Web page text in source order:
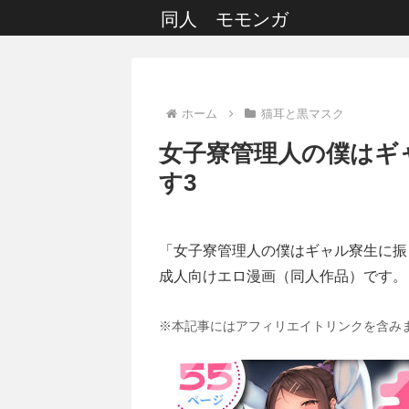
同人 モモンガ
ホーム 猫耳と黒マスク
女子寮管理人の僕は
す3
「女子寮管理人の僕はギャル寮生に
成人向けエロ漫画（同人作品）です。
※本記事にはアフィリエイトリンクを含み